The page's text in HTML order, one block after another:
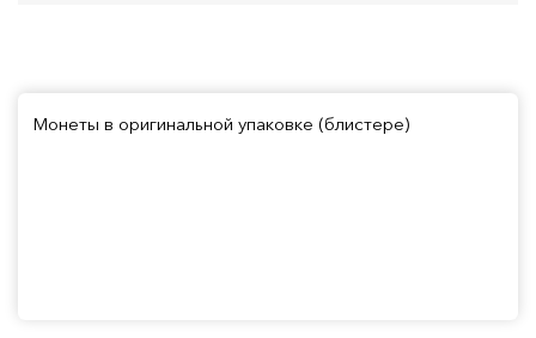
Монеты в оригинальной упаковке (блистере)